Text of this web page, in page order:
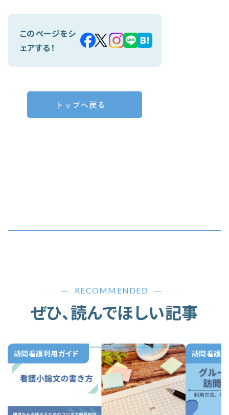
このページをシ
ェアする！
トップへ戻る
RECOMMENDED
ぜひ、読んでほしい記事
訪問看護利用ガイド 訪問看護